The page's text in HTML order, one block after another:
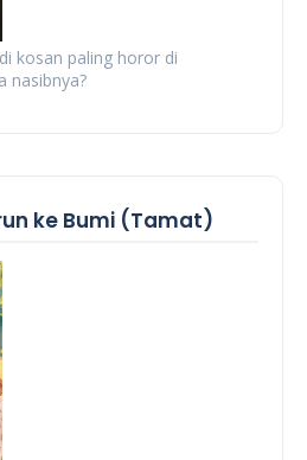
kosan paling horor di
nasibnya?
ke Bumi (Tamat)